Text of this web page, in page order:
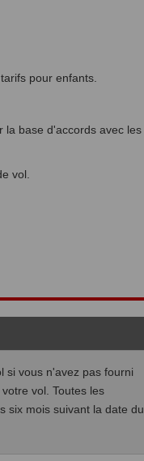
pour enfants.
la base d'accords avec les
vol.
si vous n'avez pas fourni
vol. Toutes les
six mois suivant la date du